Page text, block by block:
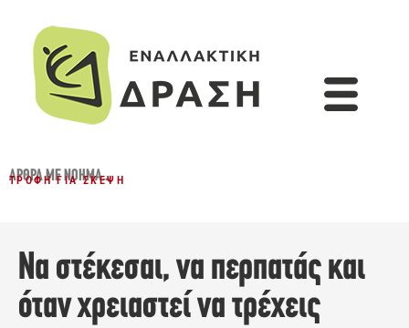
ΆΡΘΡΑ ΜΕ ΝΌΗΜΑ...
ΤΡΟΦΉ ΓΙΑ ΣΚΈΨΗ
Να στέκεσαι, να περπατάς και
όταν χρειαστεί να τρέχεις